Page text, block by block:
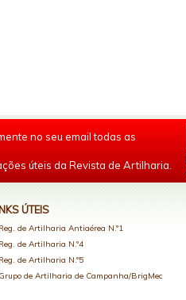
no seu email todas as
úteis da Revista de Artilharia.
ÚTEIS
Reg. de Artilharia Antiaérea N.º1
Reg. de Artilharia N.º4
Reg. de Artilharia N.º5
Grupo de Artilharia de Campanha/BrigMec